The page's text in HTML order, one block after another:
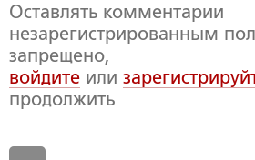
Оставлять комментарии
незарегистрированным
запрещено,
войдите или
продолжить